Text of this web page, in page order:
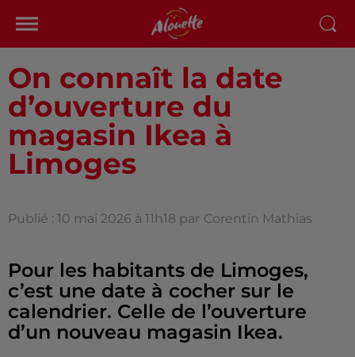
On connaît la date
d’ouverture du
magasin Ikea à
Limoges
Publié : 10 mai 2026 à 11h18 par Corentin Mathias
Pour les habitants de Limoges,
c’est une date à cocher sur le
calendrier. Celle de l’ouverture
d’un nouveau magasin Ikea.